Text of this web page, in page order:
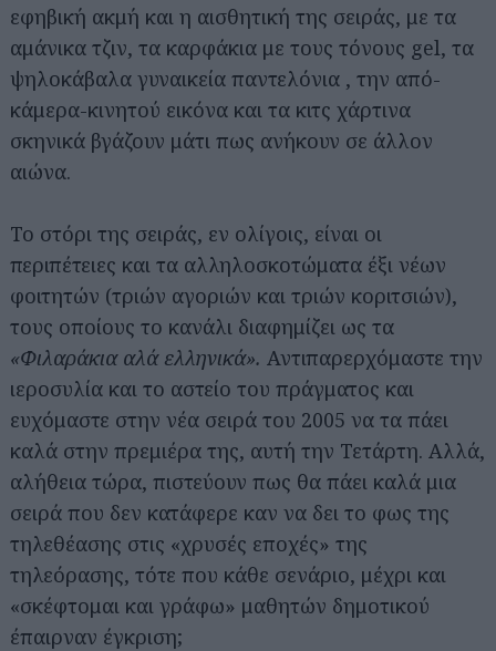
εφηβική ακμή και η αισθητική της σειράς, με τα
αμάνικα τζιν, τα καρφάκια με τους τόνους gel, τα
ψηλοκάβαλα γυναικεία παντελόνια , την από-
κάμερα-κινητού εικόνα και τα κιτς χάρτινα
σκηνικά βγάζουν μάτι πως ανήκουν σε άλλον
αιώνα.
Το στόρι της σειράς, εν ολίγοις, είναι οι
περιπέτειες και τα αλληλοσκοτώματα έξι νέων
φοιτητών (τριών αγοριών και τριών κοριτσιών),
τους οποίους το κανάλι διαφημίζει ως τα
«Φιλαράκια αλά ελληνικά». Αντιπαρερχόμαστε την
ιεροσυλία και το αστείο του πράγματος και
ευχόμαστε στην νέα σειρά του 2005 να τα πάει
καλά στην πρεμιέρα της, αυτή την Τετάρτη. Αλλά,
αλήθεια τώρα, πιστεύουν πως θα πάει καλά μια
σειρά που δεν κατάφερε καν να δει το φως της
τηλεθέασης στις «χρυσές εποχές» της
τηλεόρασης, τότε που κάθε σενάριο, μέχρι και
«σκέφτομαι και γράφω» μαθητών δημοτικού
έπαιρναν έγκριση;